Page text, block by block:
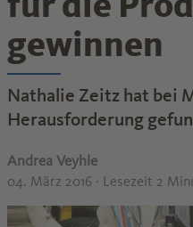
gewinnen
Nathalie Zeitz hat bei
Herausforderung
Andrea Veyhle
04. März 2016 · Lesezeit 2